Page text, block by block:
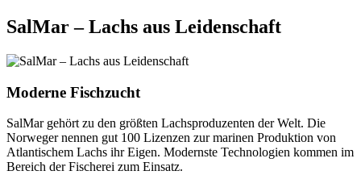
SalMar – Lachs aus Leidenschaft
Moderne Fischzucht
SalMar gehört zu den größten Lachsproduzenten der Welt. Die
Norweger nennen gut 100 Lizenzen zur marinen Produktion von
Atlantischem Lachs ihr Eigen. Modernste Technologien kommen im
Bereich der Fischerei zum Einsatz.